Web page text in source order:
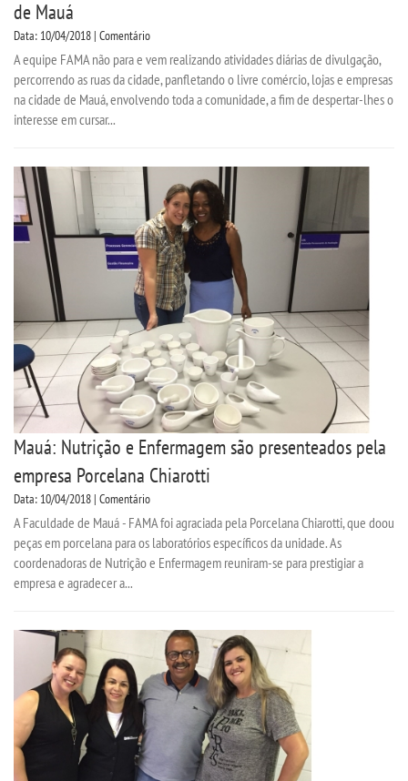
EDITAL - ADENDO 1
PUBLICAÇÕES
DESTAQUES
UNIESP NEWS
BOLETINS
REPOSITÓRIO
TCC
NOTÍCIAS
PORTARIAS
LOGIN
WEBMAIL
PORTAL DE ALUNOS
PORTAL DE PROFESSORES/ACADÊMICO
UNIESP
CONTATO
de Mauá
Data: 10/04/2018 | Comentário
A equipe FAMA não para e vem realizando atividades diárias de divulgação,
percorrendo as ruas da cidade, panfletando o livre comércio, lojas e empresas
na cidade de Mauá, envolvendo toda a comunidade, a fim de despertar-lhes o
interesse em cursar...
Mauá: Nutrição e Enfermagem são presenteados pela
empresa Porcelana Chiarotti
Data: 10/04/2018 | Comentário
A Faculdade de Mauá - FAMA foi agraciada pela Porcelana Chiarotti, que doou
peças em porcelana para os laboratórios específicos da unidade. As
coordenadoras de Nutrição e Enfermagem reuniram-se para prestigiar a
empresa e agradecer a...